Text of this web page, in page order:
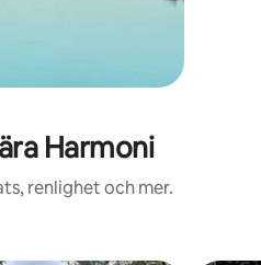
Harmoni
renlighet och mer.